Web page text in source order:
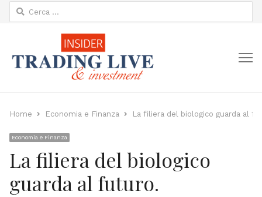
Ricerca
per:
Home Economia e Finanza La filiera del biologico guarda al
Economia e Finanza
La filiera del biologico
guarda al futuro.